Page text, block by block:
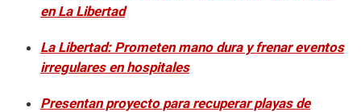
en La Libertad
La Libertad: Prometen mano dura y frenar eventos
irregulares en hospitales
Presentan proyecto para recuperar playas de